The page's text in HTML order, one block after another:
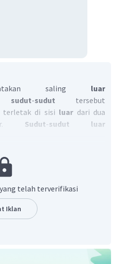
saling luar
sudut-sudut tersebut
terletak di sisi luardari dua
Sudut-sudut luar
jumlah sudut dalam yang
telah terverifikasi
Iklan